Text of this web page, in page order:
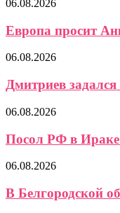
06.08.2026
Европа просит
06.08.2026
Дмитриев
06.08.2026
Посол РФ в Ираке
06.08.2026
В Белгородской